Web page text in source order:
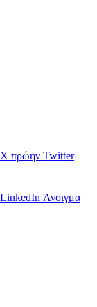
πρώην Twitter
Άνοιγμα